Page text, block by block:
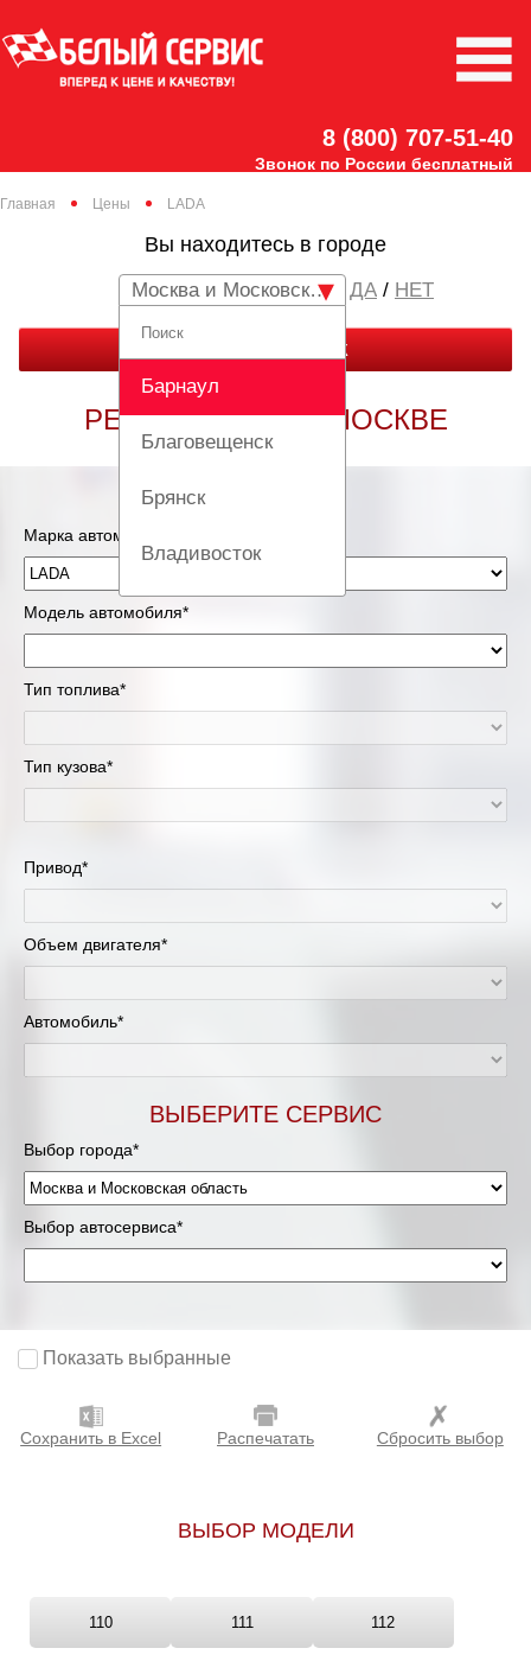
8 (800) 707-51-40
Звонок по России бесплатный
Главная Цены LADA
Вы находитесь в городе
Москва и Московская область
Барнаул
Благовещенск
Брянск
Владивосток
Вологда
Екатеринбург
Красноярск
Липецк
Москва и Московская область
Мурманск
Нижневартовск
Нижний Новгород
Новосибирск
Оренбург
Ростов-на-Дону
/ НЕТ
ЗАКАЗАТЬ ЗВОНОК
РЕМОНТ ЛАДА В МОСКВЕ
Марка автомобиля*
Модель автомобиля*
Тип топлива*
Тип кузова*
Привод*
Объем двигателя*
Автомобиль*
ВЫБЕРИТЕ СЕРВИС
Выбор города*
Выбор автосервиса*
Показать выбранные
Сохранить в Excel Распечатать Сбросить выбор
ВЫБОР МОДЕЛИ
110 111 112